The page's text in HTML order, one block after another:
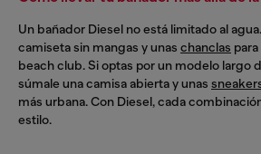
Un bañador Diesel no está limitado al
camiseta sin mangas y unas chanclas
beach club. Si optas por un modelo largo
súmale una camisa abierta y unas
más urbana. Con Diesel, cada
estilo.